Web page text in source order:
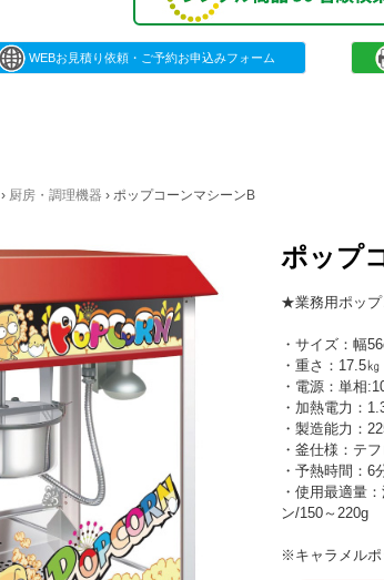
WEBお見積り依頼・ご予約お申込みフォーム
› 厨房・調理機器 › ポップコーンマシーンB
ポップ
★業務用ポッ
・サイズ：幅
・重さ：17.5㎏
・電源：単相
・加熱電力：
・製造能力：
・釜仕様：テ
・予熱時間：6
・使用最適量
ン/150～220g
※キャラメルポ